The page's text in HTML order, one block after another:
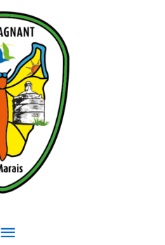
MENU